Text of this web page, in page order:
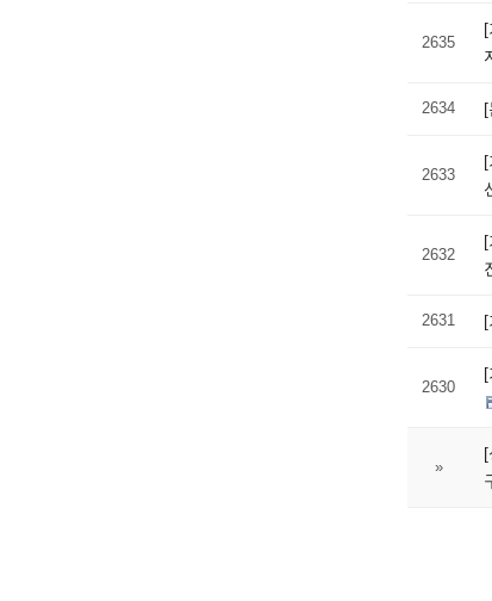
2635
2634
2633
2632
2631
2630
»